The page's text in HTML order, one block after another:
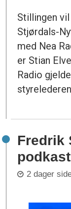
Stillingen
Stjørdals-
med Nea
er Stian
Radio
Fredrik
podkast
2 dager